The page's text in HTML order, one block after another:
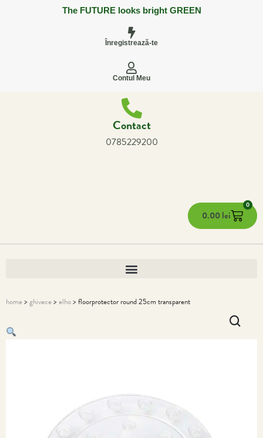
The FUTURE looks bright GREEN
Înregistrează-te
Contul Meu
Contact
0785229200
0.00lei
0
home>ghivece>elho> floorprotector round 25cm transparent